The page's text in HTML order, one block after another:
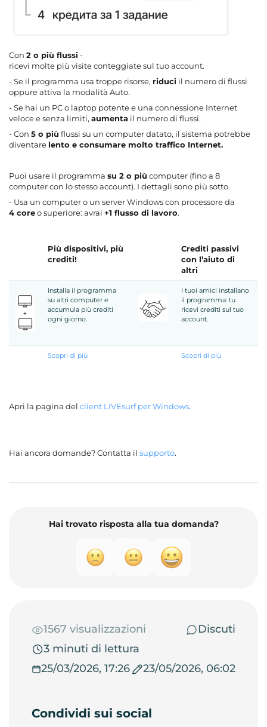
Con 2 o più flussi-
ricevi molte più visite conteggiate sul tuo account.
- Se il programma usa troppe risorse, riduci il numero di flussi
oppure attiva la modalità Auto.
- Se hai un PC o laptop potente e una connessione Internet
veloce e senza limiti, aumenta il numero di flussi.
- Con 5 o più flussi su un computer datato, il sistema potrebbe
diventare lento e consumare molto traffico Internet.
Puoi usare il programma su 2 o più computer (fino a 8
computer con lo stesso account). I dettagli sono più sotto.
- Usa un computer o un server Windows con processore da
4 coreo superiore: avrai +1 flusso di lavoro.
Più dispositivi, più
crediti!
Crediti passivi
con l’aiuto di
altri
Installa il programma
su altri computer e
accumula più crediti
ogni giorno.
I tuoi amici installano
il programma: tu
ricevi crediti sul tuo
account.
Scopri di più Scopri di più
Apri la pagina del client LIVEsurf per Windows.
Hai ancora domande? Contatta il supporto.
Hai trovato risposta alla tua domanda?
1567 visualizzazioni
Discuti
3 minuti di lettura
25/03/2026, 17:26
23/05/2026, 06:02
Condividi sui social